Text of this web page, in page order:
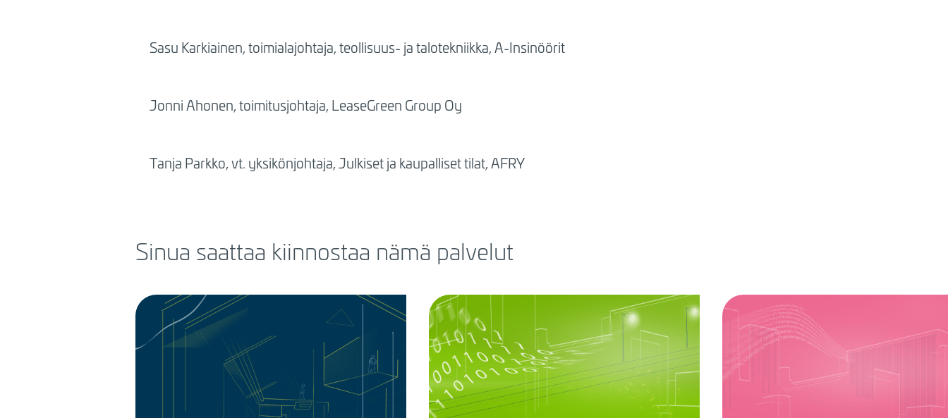
Sasu Karkiainen, toimialajohtaja, teollisuus- ja talotekniikka, A-Insinöörit
Jonni Ahonen, toimitusjohtaja, LeaseGreen Group Oy
Tanja Parkko, vt. yksikönjohtaja, Julkiset ja kaupalliset tilat, AFRY
Sinua saattaa kiinnostaa nämä palvelut